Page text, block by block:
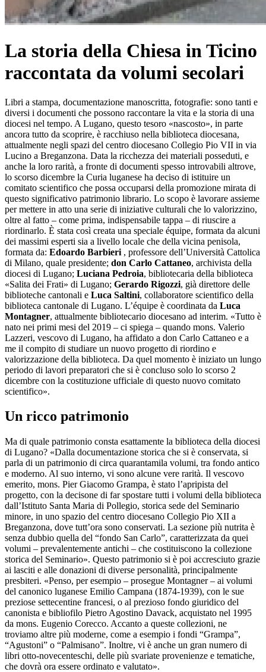
La storia della Chiesa in Ticino
raccontata da volumi secolari
Libri a stampa, documentazione manoscritta, fotografie: sono tanti e
diversi i documenti che possono raccontare la vita e la storia di una
diocesi nel tempo. A Lugano, questo tesoro «nascosto», in parte
ancora tutto da scoprire, è racchiuso nella biblioteca diocesana,
attualmente negli spazi del centro diocesano Collegio Pio VII in via
Lucino a Breganzona. Data la ricchezza dei materiali posseduti, e
anche la loro rarità, a fronte di documenti spesso introvabili altrove,
lo scorso dicembre la Curia luganese ha deciso di istituire un
comitato scientifico che possa occuparsi della promozione mirata di
questo significativo patrimonio librario. Lo scopo è lavorare assieme
per mettere in atto una serie di iniziative culturali che lo valorizzino,
oltre al fatto – come prima, indispensabile tappa – di riuscire a
riordinarlo. È stata così creata una speciale équipe, formata da alcuni
dei massimi esperti sia a livello locale che della vicina penisola,
formata da: Edoardo Barbieri , professore dell’Università Cattolica
di Milano, quale presidente; don Carlo Cattaneo, archivista della
diocesi di Lugano; Luciana Pedroia, bibliotecaria della biblioteca
«Salita dei Frati» di Lugano; Gerardo Rigozzi, già direttore delle
biblioteche cantonali e Luca Saltini, collaboratore scientifico della
biblioteca cantonale di Lugano. L’équipe è coordinata da Luca
Montagner, attualmente bibliotecario diocesano ad interim. «Tutto è
nato nei primi mesi del 2019 – ci spiega – quando mons. Valerio
Lazzeri, vescovo di Lugano, ha affidato a don Carlo Cattaneo e a
me il compito di studiare un nuovo progetto di riordino e
valorizzazione della biblioteca. Da quel momento è iniziato un lungo
periodo di lavori preparatori che si è concluso solo lo scorso 2
dicembre con la costituzione ufficiale di questo nuovo comitato
scientifico».
Un ricco patrimonio
Ma di quale patrimonio consta esattamente la biblioteca della diocesi
di Lugano? «Dalla documentazione storica che si è conservata, si
parla di un patrimonio di circa quarantamila volumi, tra fondo antico
e moderno. Al suo interno, vi sono alcune vere rarità. Il vescovo
emerito, mons. Pier Giacomo Grampa, è stato l’apripista del
progetto, con la decisone di far spostare tutti i volumi della biblioteca
dall’Istituto Santa Maria di Pollegio, storica sede del Seminario
minore, in uno spazio del centro diocesano Collegio Pio XII a
Breganzona, dove tutt’ora sono conservati. La sezione più nutrita è
senza dubbio quella del “fondo San Carlo”, caratterizzata da quei
volumi – prevalentemente antichi – che costituiscono la collezione
storica del Seminario». Questo patrimonio si è poi accresciuto grazie
ai lasciti e alle donazioni di diverse personalità, principalmente
presbiteri. «Penso, per esempio – prosegue Montagner – ai volumi
del canonico luganese Emilio Campana (1874-1939), con le sue
preziose settecentine francesi, o al prezioso fondo giuridico del
canonista e bibliofilo Pietro Agostino Davack, acquistato nel 1995
da mons. Eugenio Corecco. Accanto a queste collezioni, ne
troviamo altre più moderne, come a esempio i fondi “Grampa”,
“Agustoni” o “Palmisano”. Inoltre, vi è anche un gran numero di
libri otto-novecenteschi, delle più svariate provenienze e tematiche,
che dovrà ora essere ordinato e valutato».